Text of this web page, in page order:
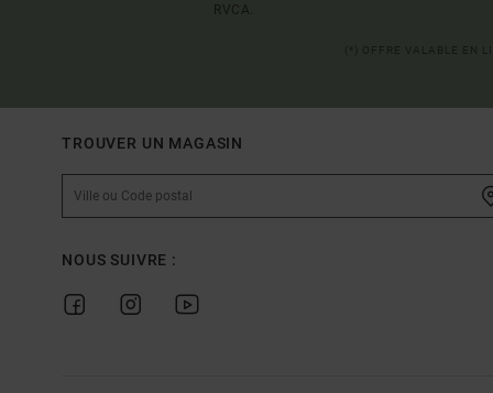
RVCA.
TROUVER UN MAGASIN
NOUS SUIVRE :